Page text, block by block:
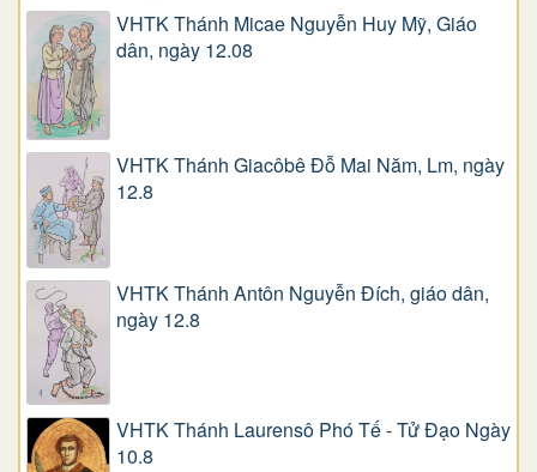
VHTK Thánh Micae Nguyễn Huy Mỹ, Giáo
dân, ngày 12.08
VHTK Thánh Giacôbê Ðỗ Mai Năm, Lm, ngày
12.8
VHTK Thánh Antôn Nguyễn Ðích, giáo dân,
ngày 12.8
VHTK Thánh Laurensô Phó Tế - Tử Đạo Ngày
10.8